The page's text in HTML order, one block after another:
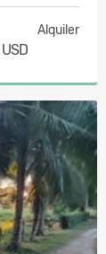
Alquiler
USD